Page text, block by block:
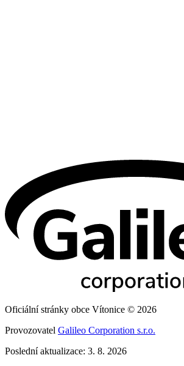
Oficiální stránky obce Vítonice © 2026
Provozovatel Galileo Corporation s.r.o.
Poslední aktualizace: 3. 8. 2026